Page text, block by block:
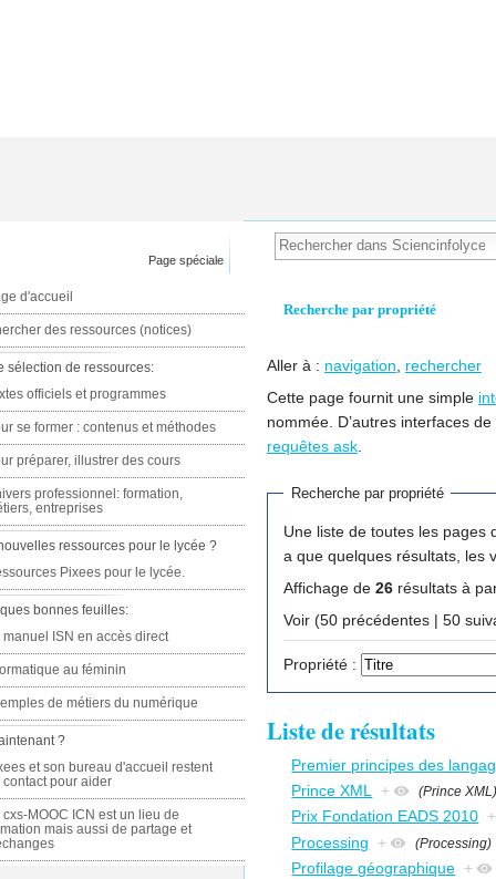
Recherche par propriété
Aller à : navigation
rechercher
Cette page fournit une simple
nommée. D’autres interfaces
requêtes ask
Recherche par propriété
Une liste de toutes les pages
a que quelques résultats, les
Affichage de 26 résultats à
Voir (50
Propriété :
Liste de résultats
Premier principes des
Prince XML
+ (Prince
Prix Fondation EADS 2010 +
Processing
+ (Processing)
Profilage géographique +
Page spéciale
d'accueil
des ressources (notices)
sélection de ressources:
officiels et programmes
se former : contenus et méthodes
préparer, illustrer des cours
professionnel: formation,
entreprises
ressources pour le lycée ?
Pixees pour le lycée.
bonnes feuilles:
manuel ISN en accès direct
au féminin
de métiers du numérique
?
et son bureau d'accueil restent
contact pour aider
cxs-MOOC ICN est un lieu de
mais aussi de partage et